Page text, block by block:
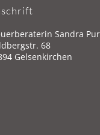
Sandra
68
Gelsenkirchen